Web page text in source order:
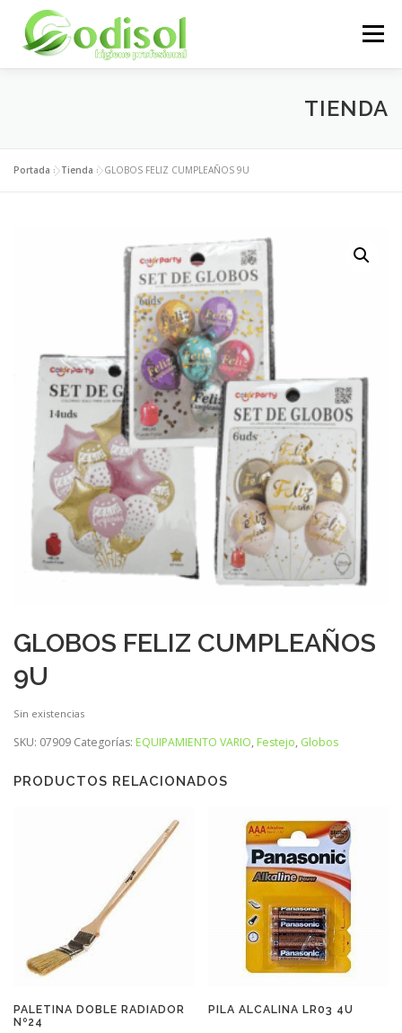
contenido
Menú
ÁREA CLIENTES CONTACTO
TIENDA
Portada »Tienda »GLOBOS FELIZ CUMPLEAÑOS 9U
GLOBOS FELIZ CUMPLEAÑOS
9U
Sin existencias
SKU: 07909 Categorías: EQUIPAMIENTO VARIO, Festejo, Globos
PRODUCTOS RELACIONADOS
PALETINA DOBLE RADIADOR
Nº24
PILA ALCALINA LR03 4U